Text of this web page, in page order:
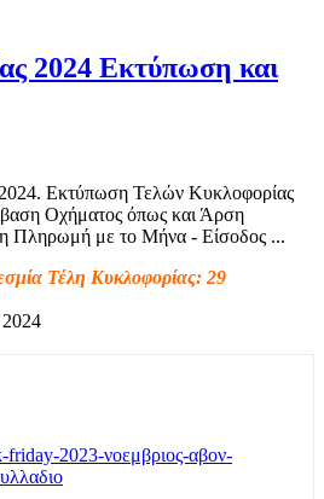
2024 Εκτύπωση και
Εκτύπωση Τελών Κυκλοφορίας
Οχήματος όπως και Άρση
Πληρωμή με το Μήνα - Είσοδος ...
Τέλη Κυκλοφορίας: 29